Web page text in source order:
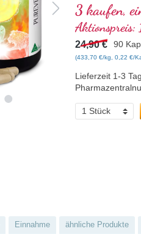
3 kaufen,
Aktionspreis:
24,90 € 90
(433,70 €/kg, 0,22 €/
Lieferzeit 1-3
Einnahme ähnliche Produkte